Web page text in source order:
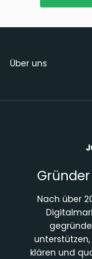
Über uns
Nach über
unterstützen,
klären und